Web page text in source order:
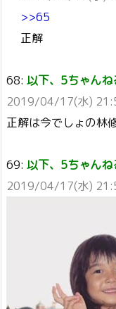
>>65
正解
68: 以下、5ちゃん
2019/04/17(水)
正解は今でしょの林
69: 以下、5ちゃん
2019/04/17(水)